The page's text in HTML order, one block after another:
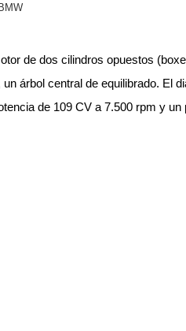
BMW
de dos cilindros opuestos
árbol central de equilibrado. El
de 109 CV a 7.500 rpm y